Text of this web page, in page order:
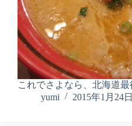
これでさよなら、北海道最
yumi
2015年1月24日